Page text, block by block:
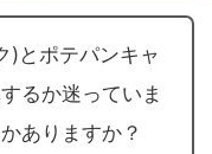
)とポテパンキャ
るか迷っていま
ありますか？